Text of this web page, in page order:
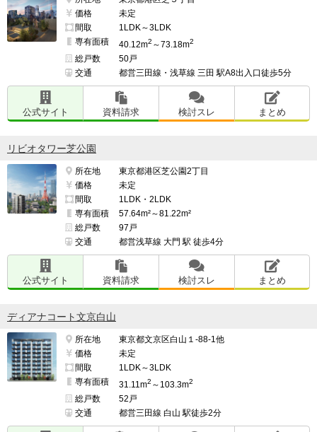
価格
未定
間取
1LDK～3LDK
専有面積
40.12m2 ～73.18m2
総戸数
50戸
交通
都営三田線・浅草線 三田 駅A8出入口徒歩5分
公式サイト 資料請求 検討スレ まとめ
リビオタワー芝公園
所在地
東京都港区芝公園2丁目
価格
未定
間取
1LDK・2LDK
専有面積
57.64m²～81.22m²
総戸数
97戸
交通
都営浅草線 大門 駅 徒歩4分
公式サイト 資料請求 検討スレ まとめ
ディアナコート文京白山
所在地
東京都文京区白山１-88-1他
価格
未定
間取
1LDK～3LDK
専有面積
31.11m2 ～103.3m2
総戸数
52戸
交通
都営三田線 白山 駅徒歩2分